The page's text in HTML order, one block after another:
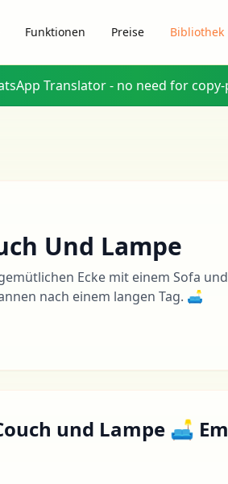
Funktionen Preise Bibliothek
Translator - no need for
Und Lampe
Ecke mit einem Sofa
nach einem langen Tag. 🛋
und Lampe 🛋